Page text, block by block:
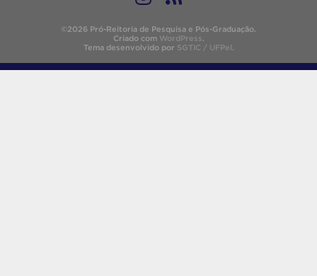
©2026 Pró-Reitoria de Pesquisa e Pós-Graduação.
Criado com WordPress.
Tema desenvolvido por SGTIC / UFPel.